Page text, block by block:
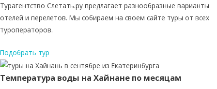
Турагентство Слетать.ру предлагает разнообразные варианты
отелей и перелетов. Мы собираем на своем сайте туры от всех
туроператоров.
Подобрать тур
Температура воды на Хайнане по месяцам